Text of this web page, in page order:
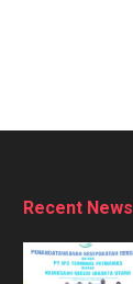
Recent News